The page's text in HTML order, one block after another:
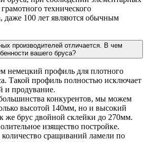
технического
даже 100 лет являются обычным
производителей отличается. В чем
вашего бруса?
немецкий профиль для плотного
Такой профиль полностью исключает
и продувание.
конкурентов, мы можем
высотой 140мм, но и высокий
же брус двойной склейки до 270мм.
изящество постройке.
сращиваний ламели по